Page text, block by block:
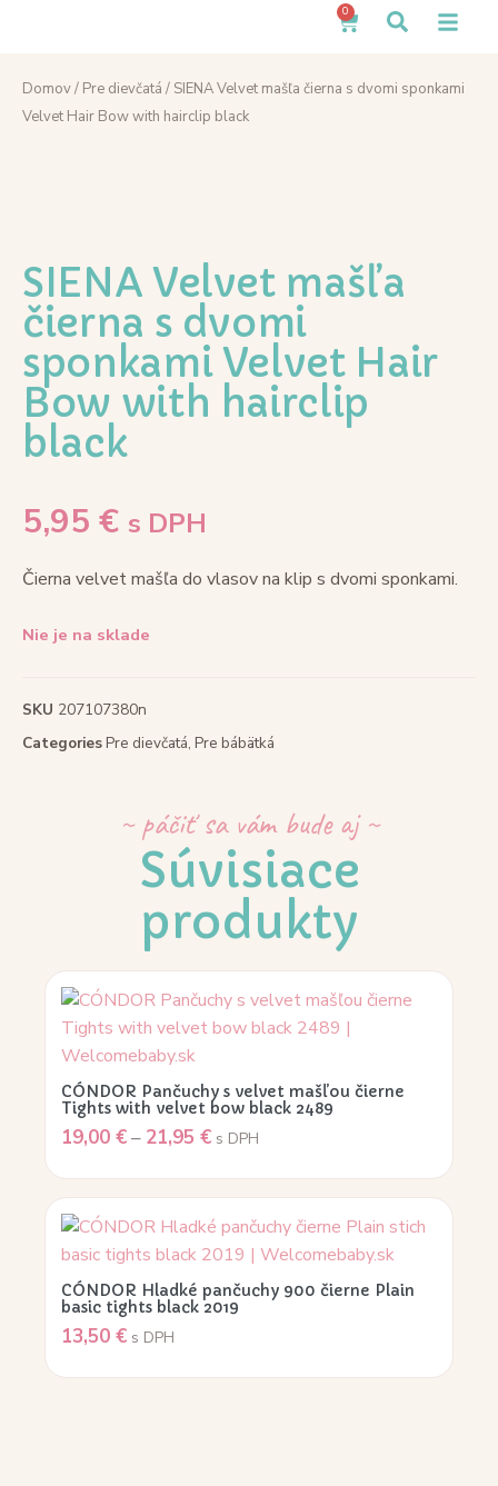
0
Domov/ Pre dievčatá / SIENA Velvet mašľa čierna s dvomi sponkami
Velvet Hair Bow with hairclip black
SIENA Velvet mašľa
čierna s dvomi
sponkami Velvet Hair
Bow with hairclip
black
5,95 € s DPH
Čierna velvet mašľa do vlasov na klip s dvomi sponkami.
Nie je na sklade
SKU 207107380n
CategoriesPre dievčatá, Pre bábätká
~ páčiť sa vám bude aj ~
Súvisiace
produkty
CÓNDOR Pančuchy s velvet mašľou čierne
Tights with velvet bow black 2489
19,00 €– 21,95 € s DPH
CÓNDOR Hladké pančuchy 900 čierne Plain
basic tights black 2019
13,50 € s DPH